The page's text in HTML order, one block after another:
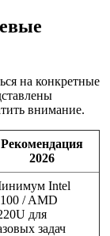
на конкретные
внимание.
Рекомендация
2026
Intel
/ AMD
для
задач